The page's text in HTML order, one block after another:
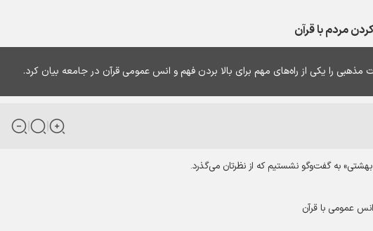
مردم با قرآن
مذهبی را یکی از راه‌های مهم برای بالا بردن فهم و انس عمومی قرآن در جامعه بیان کرد.
به گفت‌وگو نشستیم که از نظرتان می‌گذرد.
عمومی با قرآن